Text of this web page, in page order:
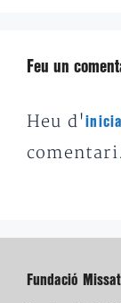
Feu un
Heu d'
comentari.
Fundació